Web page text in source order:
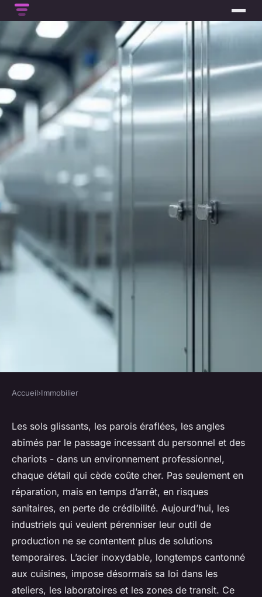
Solutions innovantes pour
habillage inox industriel :
découvrez les avantages et
possibilités
Dulce•03/03/2026 07:07 •9 min de lecture
Accueil›Immobilier
Les sols glissants, les parois éraflées, les angles
abîmés par le passage incessant du personnel et des
chariots - dans un environnement professionnel,
chaque détail qui cède coûte cher. Pas seulement en
réparation, mais en temps d’arrêt, en risques
sanitaires, en perte de crédibilité. Aujourd’hui, les
industriels qui veulent pérenniser leur outil de
production ne se contentent plus de solutions
temporaires. L’acier inoxydable, longtemps cantonné
aux cuisines, impose désormais sa loi dans les
ateliers, les laboratoires et les zones de transit. Ce